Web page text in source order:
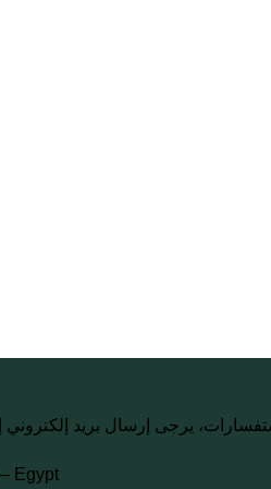
يرجى إرسال بريد إلكتروني
Egypt